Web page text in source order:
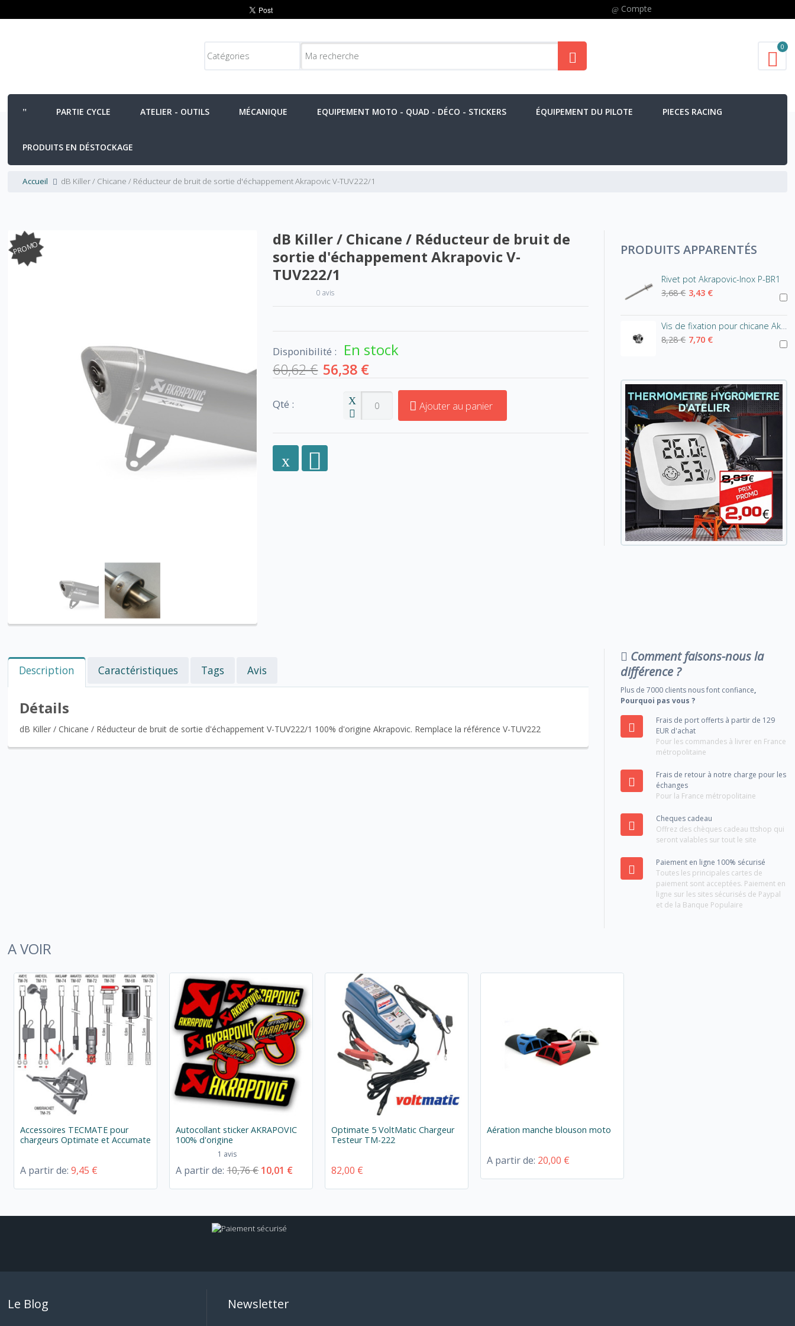
Compte
0
PARTIE CYCLE ATELIER - OUTILS MÉCANIQUE EQUIPEMENT MOTO - QUAD - DÉCO - STICKERS ÉQUIPEMENT DU PILOTE PIECES RACING
PRODUITS EN DÉSTOCKAGE
Accueil dB Killer / Chicane / Réducteur de bruit de sortie d'échappement Akrapovic V-TUV222/1
PROMO
dB Killer / Chicane / Réducteur de bruit de
sortie d'échappement Akrapovic V-
TUV222/1
0 avis
Disponibilité : En stock
60,62 € 56,38 €
Qté : Ajouter au panier
PRODUITS APPARENTÉS
Rivet pot Akrapovic-Inox P-BR1
3,68 € 3,43 €
Vis de fixation pour chicane Akrapovic - tête hexagonale
8,28 € 7,70 €
Description Caractéristiques Tags Avis
Détails
dB Killer / Chicane / Réducteur de bruit de sortie d'échappement V-TUV222/1 100% d'origine Akrapovic. Remplace la référence V-TUV222
Comment faisons-nous la
différence ?
Plus de 7000 clients nous font confiance,
Pourquoi pas vous ?
Frais de port offerts à partir de 129
EUR d'achat
Pour les commandes à livrer en France
métropolitaine
Frais de retour à notre charge pour les
échanges
Pour la France métropolitaine
Cheques cadeau
Offrez des chèques cadeau ttshop qui
seront valables sur tout le site
Paiement en ligne 100% sécurisé
Toutes les principales cartes de
paiement sont acceptées. Paiement en
ligne sur les sites sécurisés de Paypal
et de la Banque Populaire
A VOIR
Accessoires TECMATE pour
chargeurs Optimate et Accumate
A partir de:9,45 €
Autocollant sticker AKRAPOVIC
100% d'origine
1 avis
A partir de:10,76 € 10,01 €
Optimate 5 VoltMatic Chargeur
Testeur TM-222
82,00 €
Aération manche blouson moto
A partir de: 20,00 €
Le Blog Newsletter